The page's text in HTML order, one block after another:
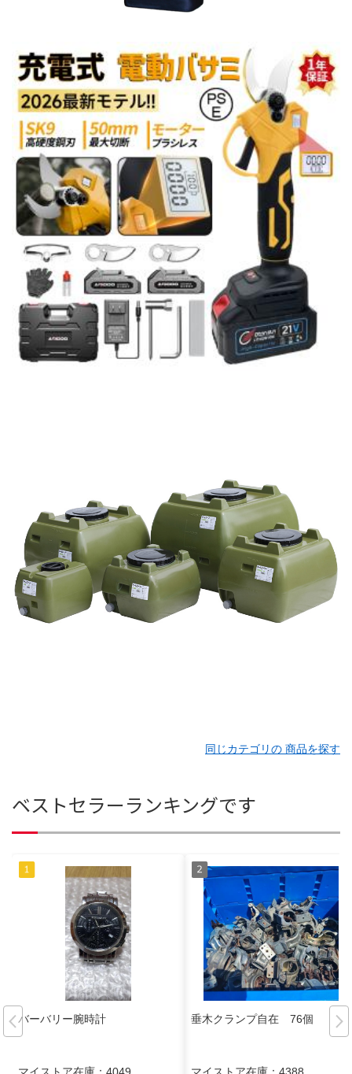
同じカテゴリの 商品を探す
ベストセラーランキングです
バーバリー腕時計 垂木クランプ自在 76個